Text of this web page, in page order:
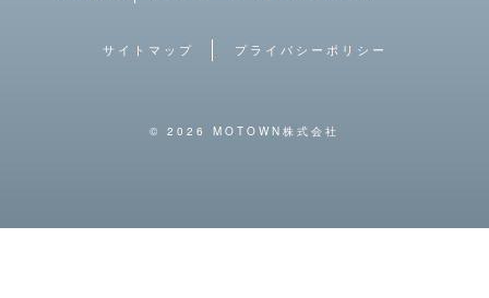
サイトマップ プライバシーポリシー
© 2026 MOTOWN株式会社